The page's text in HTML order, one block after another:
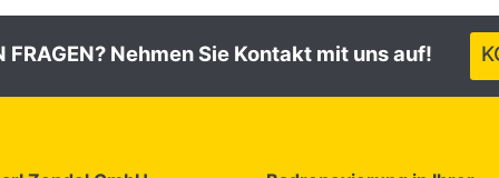
FRAGEN? Nehmen Sie Kontakt mit uns auf!